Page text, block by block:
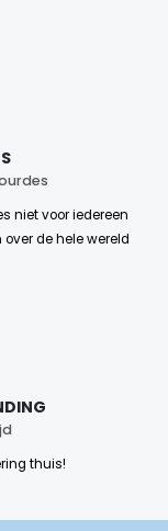
niet voor iedereen
de hele wereld
thuis!